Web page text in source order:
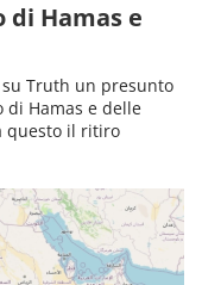
Hamas e
Truth un presunto
di Hamas e delle
questo il ritiro